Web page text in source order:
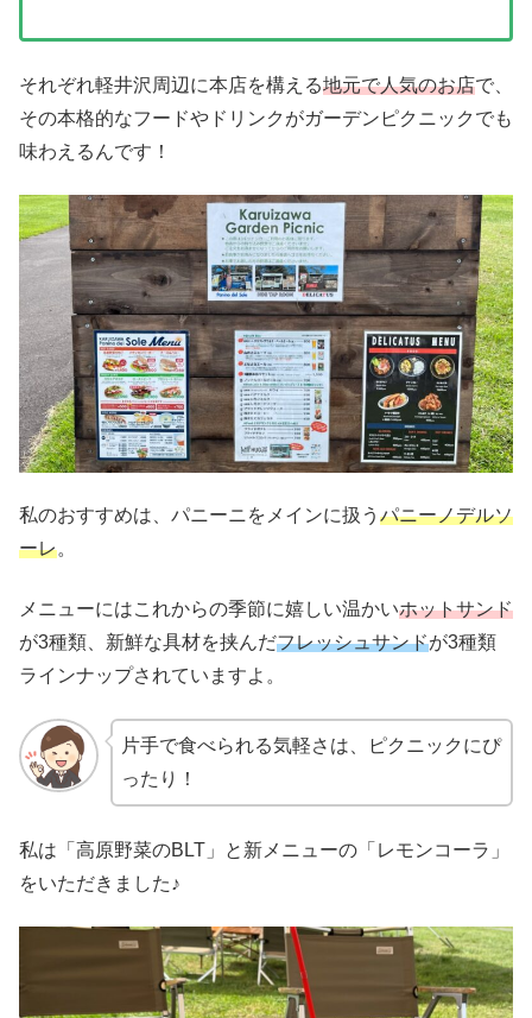
それぞれ軽井沢周辺に本店を構える地元で人気のお店で、
その本格的なフードやドリンクがガーデンピクニックでも
味わえるんです！
私のおすすめは、パニーニをメインに扱う パニーノデルソ
ーレ。
メニューにはこれからの季節に嬉しい温かいホットサンド
が3種類、新鮮な具材を挟んだフレッシュサンドが3種類
ラインナップされていますよ。
片手で食べられる気軽さは、ピクニックにぴ
ったり！
私は「高原野菜のBLT」と新メニューの「レモンコーラ」
をいただきました♪